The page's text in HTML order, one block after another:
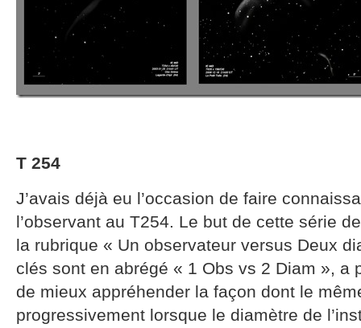
T 254
J’avais déjà eu l’occasion de faire
l’observant au T254. Le but de cette série
la rubrique « Un observateur versus Deux
clés sont en abrégé « 1 Obs vs 2 Diam », a
de mieux appréhender la façon dont le
progressivement lorsque le diamètre de